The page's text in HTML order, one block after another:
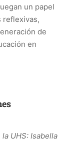
un papel
reflexivas,
de
en
UHS: Isabella